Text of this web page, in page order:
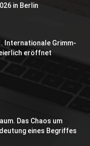
in Berlin
Internationale Grimm-
eröffnet
Das Chaos um
eines Begriffes